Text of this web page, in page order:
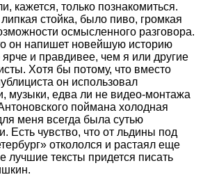
кажется, только познакомиться.
стойка, было пиво, громкая
осмысленного разговора.
он напишет новейшую историю
ярче и правдивее, чем я или другие
Хотя бы потому, что вместо
он использовал
музыки, едва ли не видео-монтажа
поймана холодная
меня всегда была сутью
Есть чувство, что от льдины под
откололся и растаял еще
лучшие тексты придется писать